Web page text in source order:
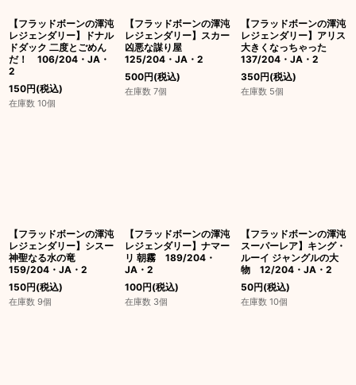
【フラッドボーンの渾沌
レジェンダリー】ドナル
ドダック 二度とごめん
だ！ 106/204・JA・
2
150円(税込)
在庫数 10個
【フラッドボーンの渾沌
レジェンダリー】スカー
凶悪な謀り屋
125/204・JA・2
500円(税込)
在庫数 7個
【フラッドボーンの渾沌
レジェンダリー】アリス
大きくなっちゃった
137/204・JA・2
350円(税込)
在庫数 5個
【フラッドボーンの渾沌
レジェンダリー】シスー
神聖なる水の竜
159/204・JA・2
150円(税込)
在庫数 9個
【フラッドボーンの渾沌
レジェンダリー】ナマー
リ 朝霧 189/204・
JA・2
100円(税込)
在庫数 3個
【フラッドボーンの渾沌
スーパーレア】キング・
ルーイ ジャングルの大
物 12/204・JA・2
50円(税込)
在庫数 10個